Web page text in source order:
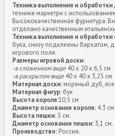
Техника выполнения и обработки
технике маркетри с
Высококачественная фурнитура.
отделано качественным
Техника выполнения и обработки
бука, снизу подклеены бархатом,
игрового поля.
Размеры игровой доски:
-в сложенном виде 40 х 20 х 6,5 см
-в раскрытом виде 40 х 40 х 3,25 см
Материал доски: мореный дуб,
Материал фигур: бук
Высота короля:10,5 см
Диаметр основания короля: 4.3 см
Высота пешки: 5 см.
Диаметр основания пешки: 3,1 см.
Производство: Россия.